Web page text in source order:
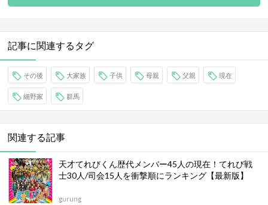
記事に関連するタグ
その後 大家族 子供 母親 父親 現在
細野家 群馬
関連する記事
天才てれびくん歴代メンバー45人の現在！てれび戦
士30人/司会15人を衝撃順にランキング【最新版】
gurung